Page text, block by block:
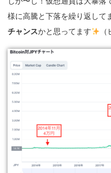
様に高騰と下落を繰り返して
チャンスかと思ってます